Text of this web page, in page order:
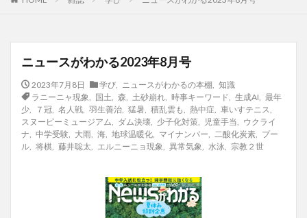
ニュースがわかる2023年8月号
2023年7月8日 学び ニュースがわかるの本棚
知識
ラニーニャ現象
国土 森 土砂崩れ 時事キーワード 生成AI
最年
少
７冠 名人戦 羽生善治 猛暑 積乱雲も 熱中症 車いすテニス
スヌーピーミュージアム
ダム決壊 少子化対策 児童手当
ウクライ
ナ
中学受験 大雨 海 地球温暖化 マイナンバー 二酸化炭素
プー
ル
将棋 藤井聡太 エルニーニョ現象 異常気象 水泳 宗教２世